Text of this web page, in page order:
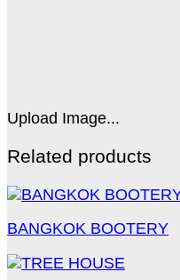
Upload Image...
Related products
BANGKOK BOOTERY